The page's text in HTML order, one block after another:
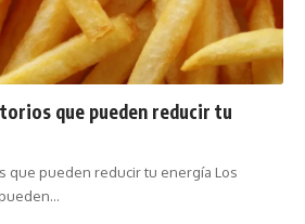
que pueden reducir tu
que pueden reducir tu energía Los